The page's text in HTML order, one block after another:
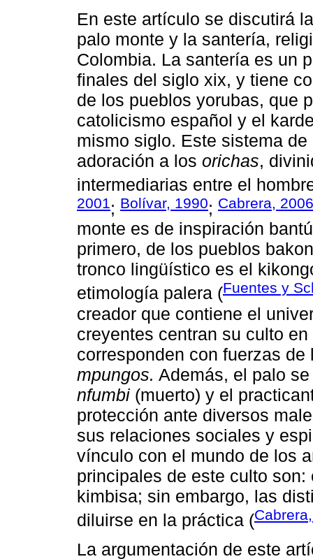
En este artículo se discutirá
palo monte y la santería,
Colombia. La santería es un
finales del siglo xix, y tiene
de los pueblos yorubas, que
catolicismo español y el
mismo siglo. Este sistema
adoración a los orichas,
intermediarias entre el
2001; Bolívar, 1990; Cabrera, 2006
monte es de inspiración
primero, de los pueblos
tronco lingüístico es el
etimología palera (Fuentes y
creador que contiene el
creyentes centran su culto
corresponden con fuerzas
mpungos. Además, el palo
nfumbi (muerto) y el
protección ante diversos
sus relaciones sociales y
vínculo con el mundo de los
principales de este culto
kimbisa; sin embargo, las
diluirse en la práctica (
La argumentación de este